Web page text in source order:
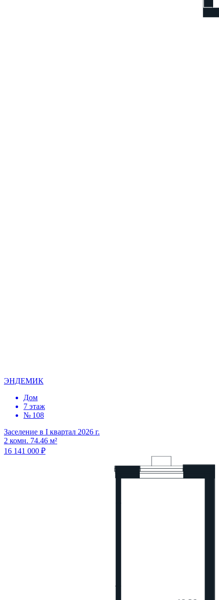
ЭНДЕМИК
Дом
7 этаж
№ 108
Заселение в I квартал 2026 г.
2 комн. 74.46 м²
16 141 000 ₽